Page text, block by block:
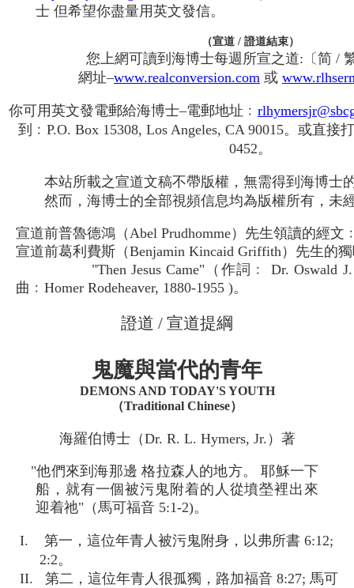
士 但希望你盡量用英文發信。
（宣道 / 證道結束）
您上網可讀到海博士每週所宣之道:〔简 /
網址–www.realconversion.com 或
你可用英文發電郵給海博士–電郵地址﹕
到﹕P.O. Box 15308, Los Angeles, CA 90015。或直接
0452。
本站所載之宣道文稿不帶版權，無需得到海博士
然而，海博士的全部視頻信息均為版權所有，未
宣道前普魯德鴻（Abel Prudhomme）先生領讀的經文
宣道前葛利費斯（Benjamin Kincaid Griffith）先生的
"Then Jesus Came"（作詞﹕ Dr. Oswald
曲﹕Homer Rodeheaver, 1880-1955 )。
證道 / 宣道提綱
鬼魔與當代的青年
DEMONS AND TODAY'S YOUTH
（Traditional Chinese）
海羅伯博士（Dr. R. L. Hymers, Jr.）著
"他們來到海那邊 格拉森人的地方。 耶穌一下
船，就有一個被污鬼附着的人從墳塋裡出來
迎着祂"（馬可福音 5:1-2)。
I. 第一，這位年青人被污鬼附身，以弗所書 6:12;
2:2。
II. 第二，這位年青人很孤獨，路加福音 8:27; 馬可